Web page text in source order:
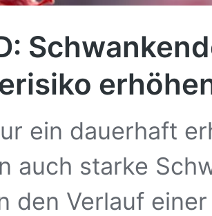
ein dauerhaft
auch starke
den Verlauf